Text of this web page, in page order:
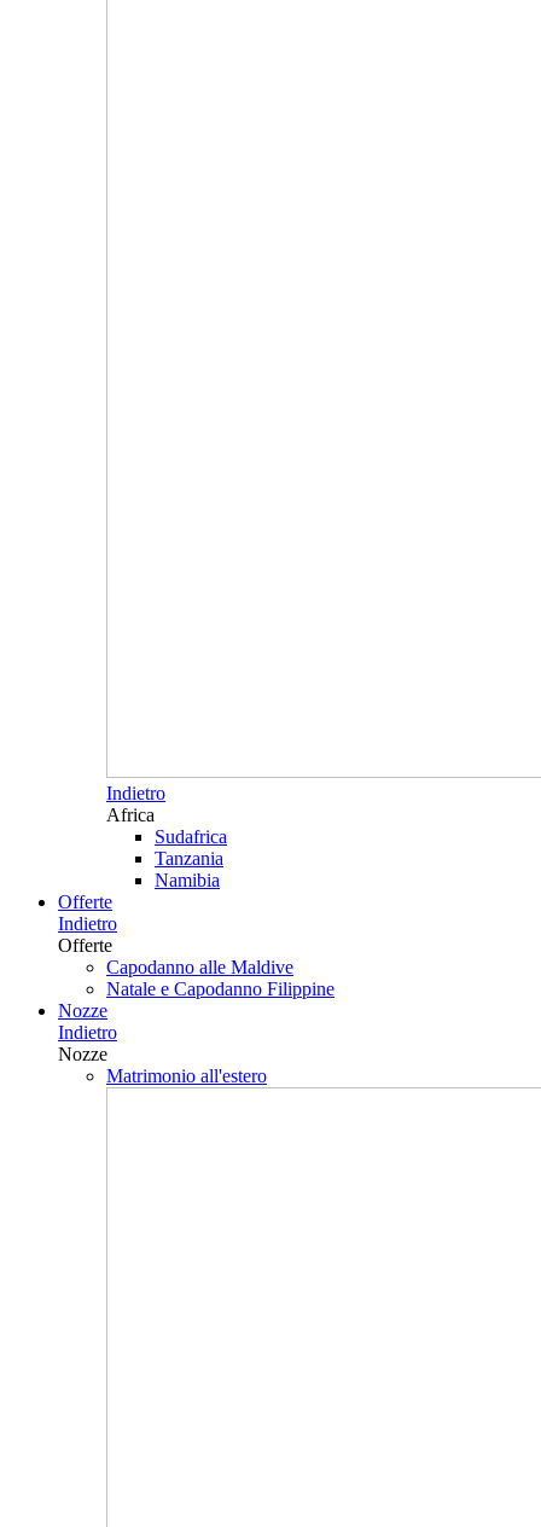
Indietro
Africa
Sudafrica
Tanzania
Namibia
Offerte
Indietro
Offerte
Capodanno alle Maldive
Natale e Capodanno Filippine
Nozze
Indietro
Nozze
Matrimonio all'estero